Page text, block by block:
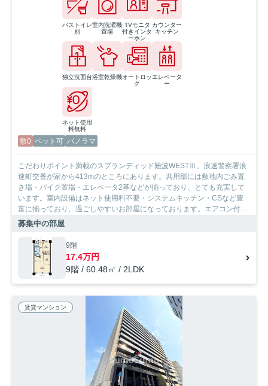
バストイレ
別
室内洗濯機
置場
TVモニタ
付きインタ
ーホン
カウンター
キッチン
独立洗面台浴室乾燥機オートロッ
ク
エレベータ
ー
ネット使用
料無料
敷0 ペット可 パノラマ
こだわりポイント満載のスプランディッド難波WESTⅢ。浪速警察署浪
速町交番が家から413mのところにあります。共用部には敷地内ごみ置
き場・バイク置場・エレベータ2基などが揃っており、とても充実して
います。室内設備はネット使用料不要・システムキッチン・CSなど豊
富に揃っており、過ごしやすいお部屋になっております。エアコン付き
のマンションなので、快適に生活できます。きれいな外装・内装がポイ
ント。SumoSumo心斎橋店が条件に合わせて大阪市浪速区周辺のお住ま
い探しをお手伝いします。地元の不動産屋さんだからどんな要望もお任
せ下さい。
募集中の部屋
9階
17.4万円
9階 / 60.48㎡ / 2LDK
賃貸マンション